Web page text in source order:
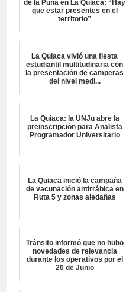
de la Puna en La Quiaca: “Hay
que estar presentes en el
territorio”
La Quiaca vivió una fiesta
estudiantil multitudinaria con
la presentación de camperas
del nivel medi...
La Quiaca: la UNJu abre la
preinscripción para Analista
Programador Universitario
La Quiaca inició la campaña
de vacunación antirrábica en
Ruta 5 y zonas aledañas
Tránsito informó que no hubo
novedades de relevancia
durante los operativos por el
20 de Junio